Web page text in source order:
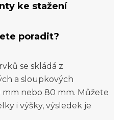
ke stažení
poradit?
se skládá z
a sloupkových
mm nebo 80 mm. Můžete
i výšky, výsledek je